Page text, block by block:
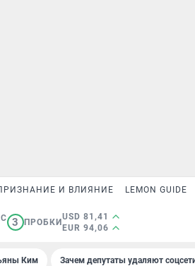
И ВЛИЯНИЕ LEMON GUIDE
3 ПРОБКИ
USD 81,41
EUR 94,06
Ким Зачем депутаты удаляют